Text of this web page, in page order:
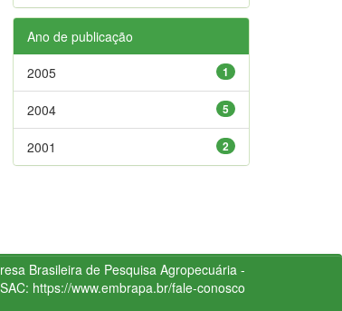
Ano de publicação
1
2005
5
2004
2
2001
Brasileira de Pesquisa Agropecuária -
SAC: https://www.embrapa.br/fale-conosco